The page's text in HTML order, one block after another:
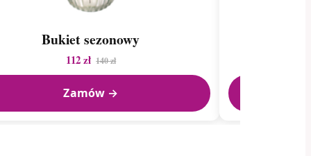
Bukiet sezonowy
112 zł 140 zł
Zamów →